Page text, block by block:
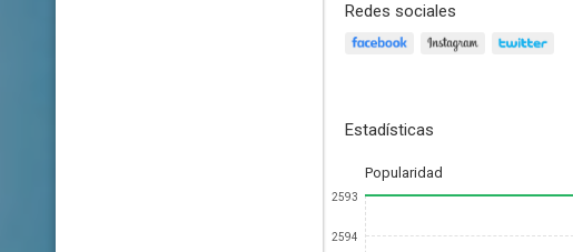
Redes sociales
Estadísticas
Popularidad
2593
2594